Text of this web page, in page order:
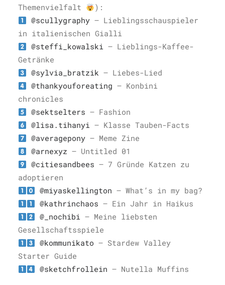
Themenvielfalt
):
@scullygraphy – Lieblingsschauspieler
in italienischen Gialli
@steffi_kowalski – Lieblings-Kaffee-
Getränke
@sylvia_bratzik – Liebes-Lied
@thankyouforeating – Konbini
chronicles
@sektselters – Fashion
@lisa.tihanyi – Klasse Tauben-Facts
@averagepony – Meme Zine
@arnexyz – Untitled 01
@citiesandbees – 7 Gründe Katzen zu
adoptieren
@miyaskellington – What’s in my bag?
@kathrinchaos – Ein Jahr in Haikus
@_nochibi – Meine liebsten
Gesellschaftsspiele
@kommunikato – Stardew Valley
Starter Guide
@sketchfrollein – Nutella Muffins